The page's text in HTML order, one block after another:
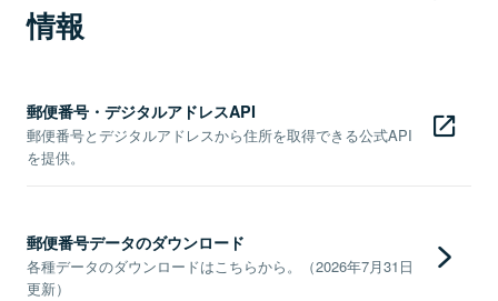
情報
郵便番号・デジタルアドレスAPI
郵便番号とデジタルアドレスから住所を取得できる公式API
を提供。
郵便番号データのダウンロード
各種データのダウンロードはこちらから。（2026年7月31日
更新）